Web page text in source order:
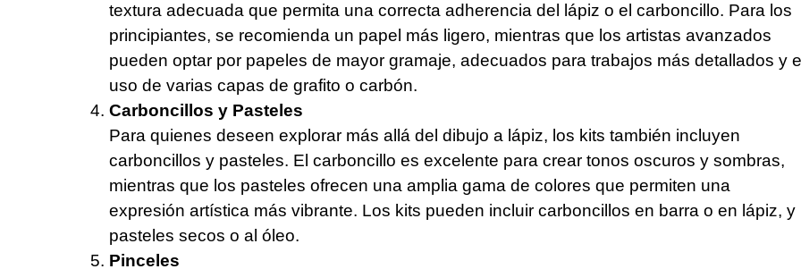
textura adecuada que permita una correcta adherencia del lápiz o el carboncillo. Para los
principiantes, se recomienda un papel más ligero, mientras que los artistas avanzados
pueden optar por papeles de mayor gramaje, adecuados para trabajos más detallados y
uso de varias capas de grafito o carbón.
Carboncillos y Pasteles
Para quienes deseen explorar más allá del dibujo a lápiz, los kits también incluyen
carboncillos y pasteles. El carboncillo es excelente para crear tonos oscuros y sombras,
mientras que los pasteles ofrecen una amplia gama de colores que permiten una
expresión artística más vibrante. Los kits pueden incluir carboncillos en barra o en lápiz, y
pasteles secos o al óleo.
Pinceles